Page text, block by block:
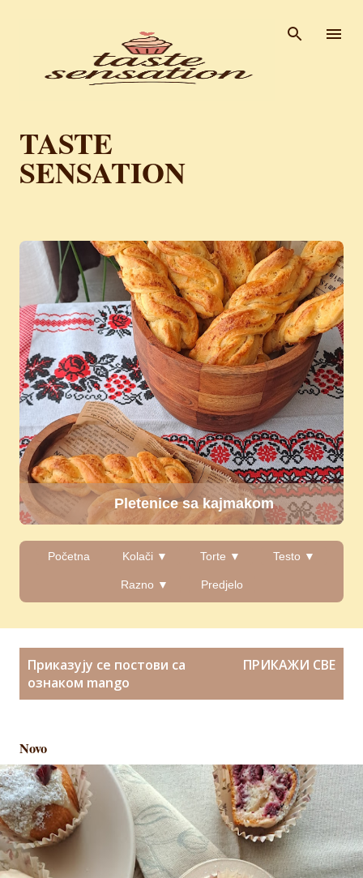
TASTE
SENSATION
Pletenice sa kajmakom
Početna Kolači ▼ Torte ▼ Testo ▼
Razno ▼ Predjelo
в
и
Приказују се постови са
ознаком mango
ПРИКАЖИ СВЕ
Novo